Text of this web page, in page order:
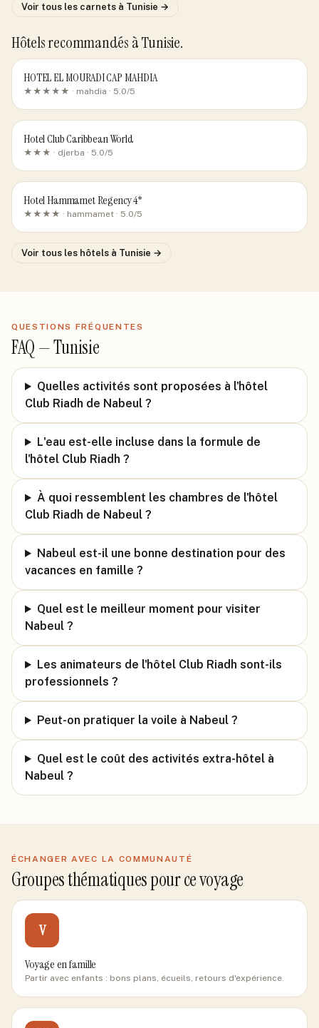
Voir tous les carnets à Tunisie →
Hôtels recommandés à Tunisie.
HOTEL EL MOURADI CAP MAHDIA
★★★★★ · mahdia · 5.0/5
Hotel Club Caribbean World
★★★ · djerba · 5.0/5
Hotel Hammamet Regency 4*
★★★★ · hammamet · 5.0/5
Voir tous les hôtels à Tunisie →
QUESTIONS FRÉQUENTES
FAQ —Tunisie
Quelles activités sont proposées à l'hôtel
Club Riadh de Nabeul ?
L'eau est-elle incluse dans la formule de
l'hôtel Club Riadh ?
À quoi ressemblent les chambres de l'hôtel
Club Riadh de Nabeul ?
Nabeul est-il une bonne destination pour des
vacances en famille ?
Quel est le meilleur moment pour visiter
Nabeul ?
Les animateurs de l'hôtel Club Riadh sont-ils
professionnels ?
Peut-on pratiquer la voile à Nabeul ?
Quel est le coût des activités extra-hôtel à
Nabeul ?
ÉCHANGER AVEC LA COMMUNAUTÉ
Groupes thématiques pour ce voyage
V
Voyage en famille
Partir avec enfants : bons plans, écueils, retours d'expérience.